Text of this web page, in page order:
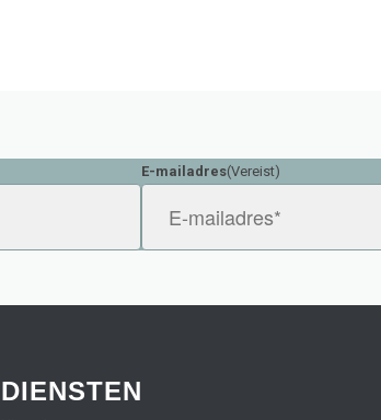
E-mailadres(Vereist)
DIENSTEN